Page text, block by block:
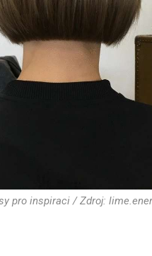
pro inspiraci / Zdroj: